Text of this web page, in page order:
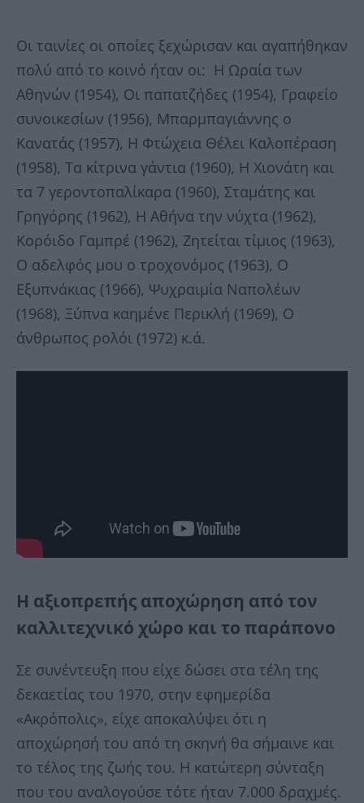
Οι ταινίες οι οποίες ξεχώρισαν και αγαπήθηκαν
πολύ από το κοινό ήταν οι: Η Ωραία των
Αθηνών (1954), Οι παπατζήδες (1954), Γραφείο
συνοικεσίων (1956), Μπαρμπαγιάννης ο
Κανατάς (1957), Η Φτώχεια Θέλει Καλοπέραση
(1958), Τα κίτρινα γάντια (1960), Η Χιονάτη και
τα 7 γεροντοπαλίκαρα (1960), Σταμάτης και
Γρηγόρης (1962), Η Αθήνα την νύχτα (1962),
Κορόιδο Γαμπρέ (1962), Ζητείται τίμιος (1963),
Ο αδελφός μου ο τροχονόμος (1963), Ο
Εξυπνάκιας (1966), Ψυχραιμία Ναπολέων
(1968), Ξύπνα καημένε Περικλή (1969), Ο
άνθρωπος ρολόι (1972) κ.ά.
Η αξιοπρεπής αποχώρηση από τον
καλλιτεχνικό χώρο και το παράπονο
Σε συνέντευξη που είχε δώσει στα τέλη της
δεκαετίας του 1970, στην εφημερίδα
«Ακρόπολις», είχε αποκαλύψει ότι η
αποχώρησή του από τη σκηνή θα σήμαινε και
το τέλος της ζωής του. Η κατώτερη σύνταξη
που του αναλογούσε τότε ήταν 7.000 δραχμές.